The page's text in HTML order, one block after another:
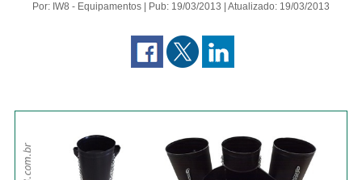
Por: IW8 - Equipamentos | Pub: 19/03/2013 | Atualizado: 19/03/2013